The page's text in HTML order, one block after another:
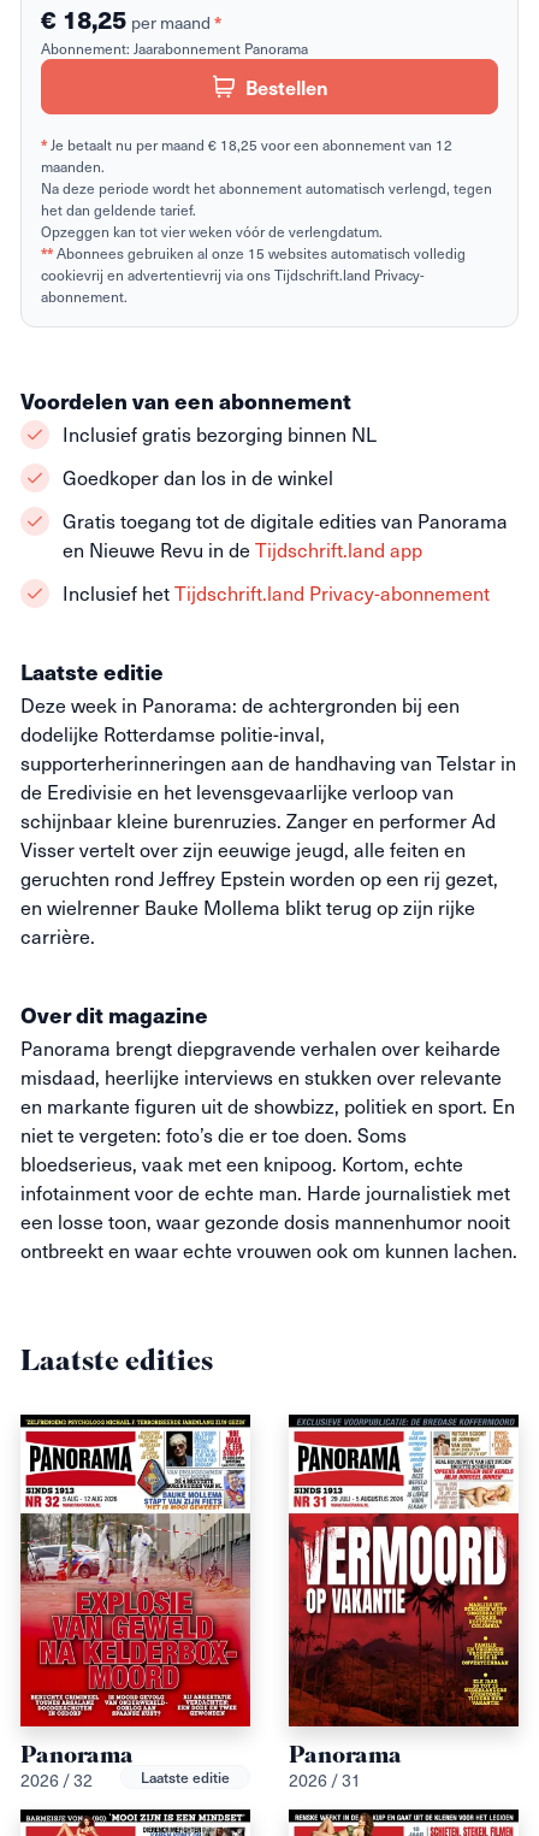
€ 18,25 per maand *
Abonnement: Jaarabonnement Panorama
Bestellen
* Je betaalt nu per maand € 18,25 voor een abonnement van 12
maanden.
Na deze periode wordt het abonnement automatisch verlengd, tegen
het dan geldende tarief.
Opzeggen kan tot vier weken vóór de verlengdatum.
**Abonnees gebruiken al onze 15 websites automatisch volledig
cookievrij en advertentievrij via ons Tijdschrift.land Privacy-
abonnement.
Laatste editie
Deze week in Panorama: de achtergronden bij een
dodelijke Rotterdamse politie-inval,
supporterherinneringen aan de handhaving van Telstar in
de Eredivisie en het levensgevaarlijke verloop van
schijnbaar kleine burenruzies. Zanger en performer Ad
Visser vertelt over zijn eeuwige jeugd, alle feiten en
geruchten rond Jeffrey Epstein worden op een rij gezet,
en wielrenner Bauke Mollema blikt terug op zijn rijke
carrière.
Over dit magazine
Panorama brengt diepgravende verhalen over keiharde
misdaad, heerlijke interviews en stukken over relevante
en markante figuren uit de showbizz, politiek en sport. En
niet te vergeten: foto’s die er toe doen. Soms
bloedserieus, vaak met een knipoog. Kortom, echte
infotainment voor de echte man. Harde journalistiek met
een losse toon, waar gezonde dosis mannenhumor nooit
ontbreekt en waar echte vrouwen ook om kunnen lachen.
Voordelen van een abonnement
Inclusief gratis bezorging binnen NL
Goedkoper dan los in de winkel
Gratis toegang tot de digitale edities van Panorama
en Nieuwe Revu in de Tijdschrift.land app
Inclusief hetTijdschrift.land Privacy-abonnement
Laatste edities
Panorama
2026 / 32 Laatste editie
Panorama
2026 / 31